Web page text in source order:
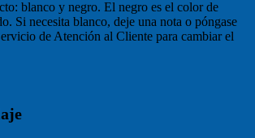
blanco y negro. El negro es el color de
Si necesita blanco, deje una nota o póngase
de Atención al Cliente para cambiar el